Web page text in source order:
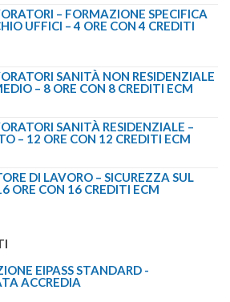
– FORMAZIONE SPECIFICA
UFFICI – 4 ORE CON 4 CREDITI
SANITÀ NON RESIDENZIALE
– 8 ORE CON 8 CREDITI ECM
SANITÀ RESIDENZIALE –
– 12 ORE CON 12 CREDITI ECM
DI LAVORO – SICUREZZA SUL
ORE CON 16 CREDITI ECM
EIPASS STANDARD -
ACCREDIA